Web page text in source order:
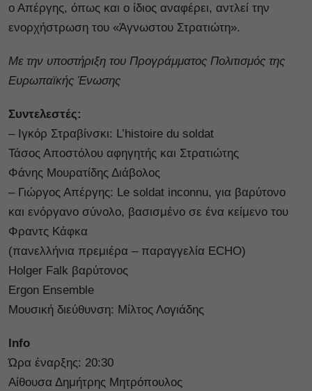
ο Απέργης, όπως και ο ίδιος αναφέρει, αντλεί την
ενορχήστρωση του «Άγνωστου Στρατιώτη».
Με την υποστήριξη του Προγράμματος Πολιτισμός της
Ευρωπαϊκής Ένωσης
Συντελεστές:
– Ιγκόρ Στραβίνσκι: L’histoire du soldat
Τάσος Αποστόλου αφηγητής και Στρατιώτης
Φάνης Μουρατίδης Διάβολος
– Γιώργος Απέργης: Le soldat inconnu, για βαρύτονο
και ενόργανο σύνολο, βασισμένο σε ένα κείμενο του
Φραντς Κάφκα
(πανελλήνια πρεμιέρα – παραγγελία ECHO)
Holger Falk βαρύτονος
Ergon Ensemble
Μουσική διεύθυνση: Μίλτος Λογιάδης
Ιnfo
Ώρα έναρξης: 20:30
Αίθουσα Δημήτρης Μητρόπουλος